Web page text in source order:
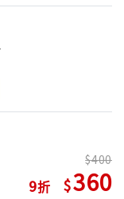
9
400
360